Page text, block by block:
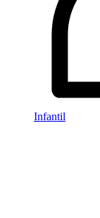
Infantil